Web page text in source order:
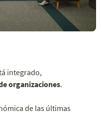
integrado,
organizaciones.
de las últimas